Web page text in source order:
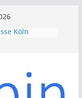
Köln
2026 |
2026 | Messe
2026 | Messe